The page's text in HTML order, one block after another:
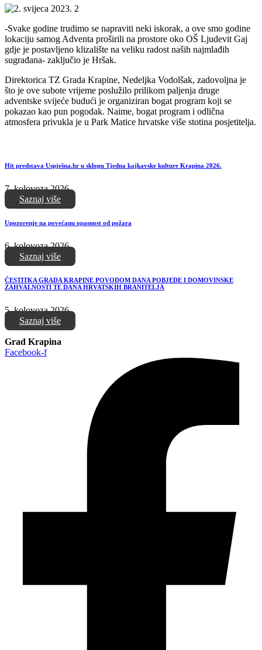
-Svake godine trudimo se napraviti neki iskorak, a ove smo godine
lokaciju samog Adventa proširili na prostore oko OŠ Ljudevit Gaj
gdje je postavljeno klizalište na veliku radost naših najmlađih
sugrađana- zaključio je Hršak.
Direktorica TZ Grada Krapine, Nedeljka Vodolšak, zadovoljna je
što je ove subote vrijeme poslužilo prilikom paljenja druge
adventske svijeće budući je organiziran bogat program koji se
pokazao kao pun pogodak. Naime, bogat program i odlična
atmosfera privukla je u Park Matice hrvatske više stotina posjetitelja.
Hit predstava Uspješna.hr u sklopu Tjedna kajkavske kulture Krapina 2026.
7. kolovoza 2026.
Saznaj više
Upozorenje na povećanu opasnost od požara
6. kolovoza 2026.
Saznaj više
ČESTITKA GRADA KRAPINE POVODOM DANA POBJEDE I DOMOVINSKE
ZAHVALNOSTI TE DANA HRVATSKIH BRANITELJA
5. kolovoza 2026.
Saznaj više
Grad Krapina
Facebook-f